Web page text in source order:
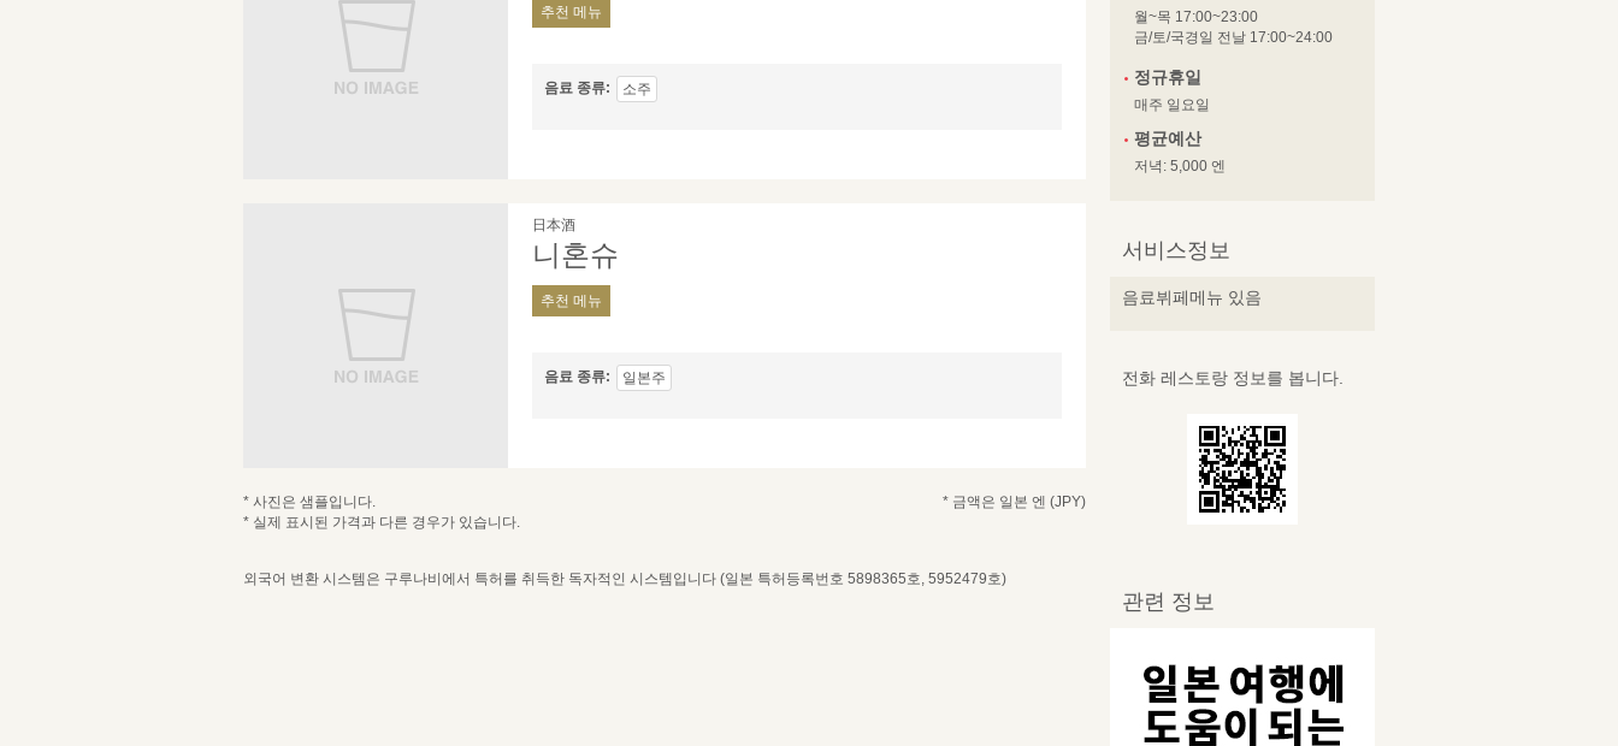
추천 메뉴
음료 종류 소주
日本酒
니혼슈
추천 메뉴
음료 종류 일본주
* 사진은 샘플입니다.
* 실제 표시된 가격과 다른 경우가 있습니다.
* 금액은 일본 엔 (JPY)
외국어 변환 시스템은 구루나비에서 특허를 취득한 독자적인 시스템입니다 (일본 특허등록번호 5898365호, 5952479호)
월~목 17:00~23:00
금/토/국경일 전날 17:00~24:00
정규휴일
매주 일요일
평균예산
저녁: 5,000 엔
서비스정보
음료뷔페메뉴 있음
전화 레스토랑 정보를 봅니다.
관련 정보